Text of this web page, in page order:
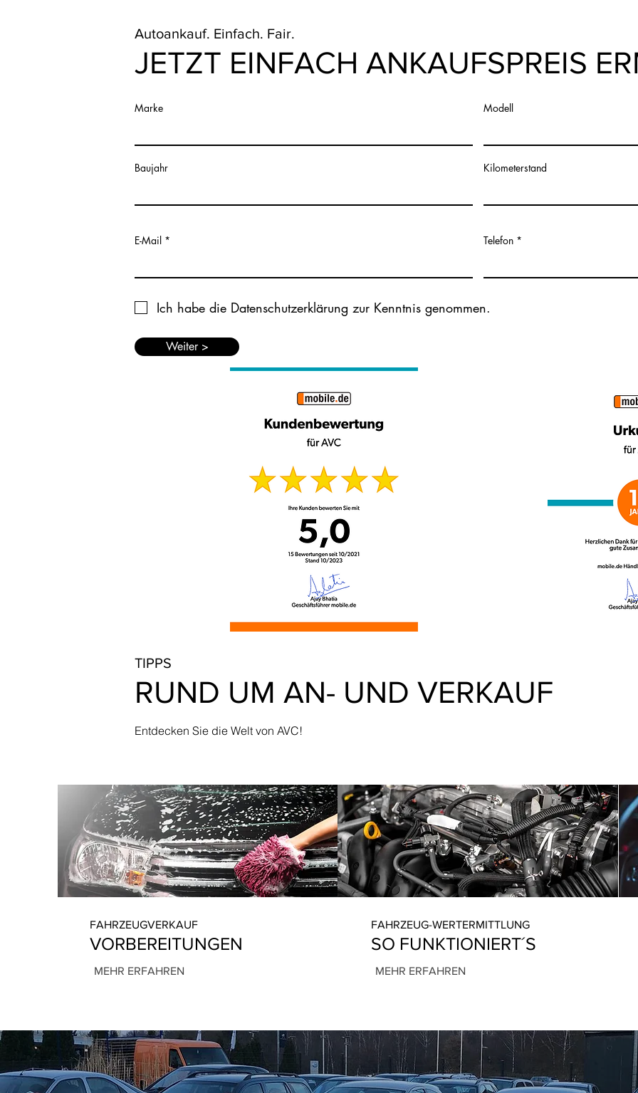
Autoankauf. Einfach. Fair.
JETZT EINFACH ANKAUFSPREIS
Marke Modell
Baujahr Kilometerstand
E-Mail Telefon
Ich habe die Datenschutzerklärung zur Kenntnis genommen.
Weiter >
TIPPS
RUND UM AN- UND VERKAUF
Entdecken Sie die Welt von AVC!
FAHRZEUGVERKAUF
VORBEREITUNGEN
MEHR ERFAHREN
FAHRZEUG-WERTERMITTLUNG
SO FUNKTIONIERT´S
MEHR ERFAHREN